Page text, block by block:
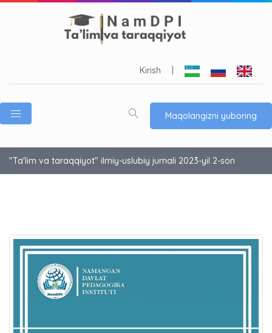
Kirish
Maqolangizni yuboring
"Ta'lim va taraqqiyot" ilmiy-uslubiy jurnali 2023-yil 2-son